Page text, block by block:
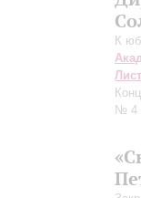
К
Лист
№ 4